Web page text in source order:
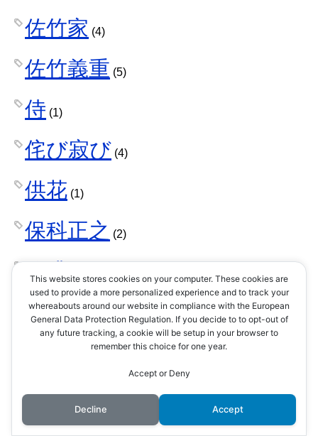
佐竹家 (4)
佐竹義重 (5)
侍 (1)
侘び寂び (4)
供花 (1)
保科正之 (2)
信濃国(1)
倭寇(3)
傾奇者(1)
This website stores cookies on your computer. These cookies are
used to provide a more personalized experience and to track your
whereabouts around our website in compliance with the European
General Data Protection Regulation. If you decide to to opt-out of
any future tracking, a cookie will be setup in your browser to
remember this choice for one year.
Accept or Deny
Decline Accept